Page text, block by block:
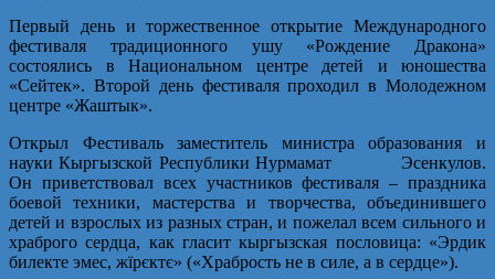
Первый день и торжественное открытие Международного
фестиваля традиционного ушу «Рождение Дракона»
состоялись в Национальном центре детей и юношества
«Сейтек». Второй день фестиваля проходил в Молодежном
центре «Жаштык».
Открыл Фестиваль заместитель министра образования и
науки Кыргызской Республики Нурмамат Эсенкулов.
Он приветствовал всех участников фестиваля – праздника
боевой техники, мастерства и творчества, объединившего
детей и взрослых из разных стран, и пожелал всем сильного и
храброго сердца, как гласит кыргызская пословица: «Эрдик
билекте эмес, жїрєктє» («Храбрость не в силе, а в сердце»).